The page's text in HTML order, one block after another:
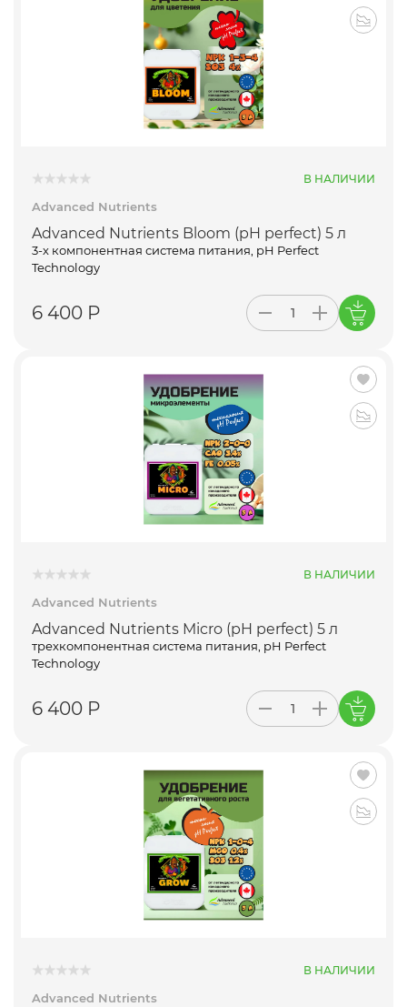
В НАЛИЧИИ
Advanced Nutrients
Advanced Nutrients Bloom (pH perfect) 5 л
3-х компонентная система питания, pH Perfect
Technology
6 400 Р
В НАЛИЧИИ
Advanced Nutrients
Advanced Nutrients Micro (pH perfect) 5 л
трехкомпонентная система питания, pH Perfect
Technology
6 400 Р
В НАЛИЧИИ
Advanced Nutrients